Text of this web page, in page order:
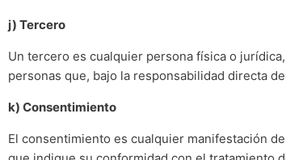
j) Tercero
Un tercero es cualquier persona física o
personas que, bajo la responsabilidad directa
k) Consentimiento
El consentimiento es cualquier manifestación